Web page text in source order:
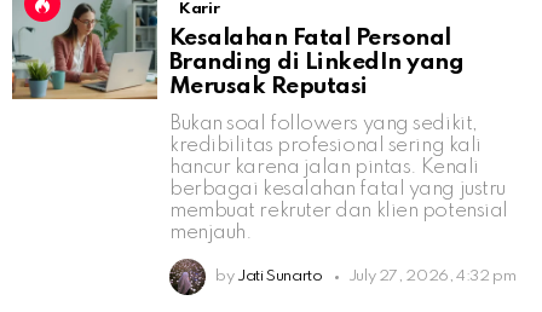
Karir
Kesalahan Fatal Personal
Branding di LinkedIn yang
Merusak Reputasi
Bukan soal followers yang sedikit,
kredibilitas profesional sering kali
hancur karena jalan pintas. Kenali
berbagai kesalahan fatal yang justru
membuat rekruter dan klien potensial
menjauh.
by Jati Sunarto July 27, 2026, 4:32 pm